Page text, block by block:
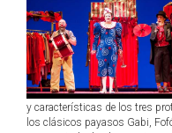
y características de los tres
los clásicos payasos Gabi,